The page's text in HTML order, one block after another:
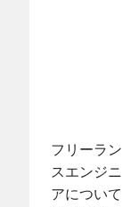
フリーラン
スエンジニ
アについて